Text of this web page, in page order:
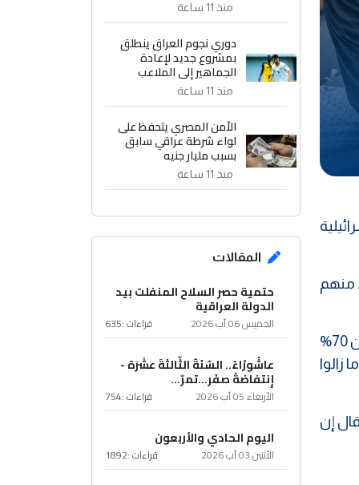
الإسرائيلية
منهم
وأكد أن جيش الاحتلال الإسرائيلي ارتكب مجازر كبرى خلال الساعات الأخيرة راح ضحيتها 231 شخصا، موضحا أن 70%
وصل إلى الوزارة بينهم 1250 طفلا ما زالوا
وقال إن
منذ 11 ساعة
دوري نجوم العراق ينطلق
بمشروع جديد لإعادة
الجماهير إلى الملاعب
منذ 11 ساعة
الأمن المصري يتحفظ على
لواء شرطة عراقي سابق
بسبب مليار جنيه
منذ 11 ساعة
المقالات
حتمية حصر السلاح المنفلت بيد
الدولة العراقية
الخميس 06 آب 2026 قراءات :635
عاشُورْاءُ.. السّنَةُ الثّالثةَ عشَرَة -
إِنتفاضةُ صفَر…تمرّ...
الأربعاء 05 آب 2026 قراءات :754
اليوم الحادي والأربعون
الأثنين 03 آب 2026 قراءات :1892